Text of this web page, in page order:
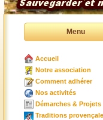
Menu
Accueil
Notre association
Comment adhérer
Nos activités
Démarches & Projets
Traditions